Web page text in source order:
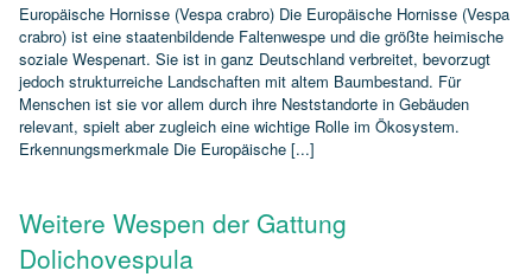
Europäische Hornisse (Vespa crabro) Die Europäische Hornisse (Vespa
crabro) ist eine staatenbildende Faltenwespe und die größte heimische
soziale Wespenart. Sie ist in ganz Deutschland verbreitet, bevorzugt
jedoch strukturreiche Landschaften mit altem Baumbestand. Für
Menschen ist sie vor allem durch ihre Neststandorte in Gebäuden
relevant, spielt aber zugleich eine wichtige Rolle im Ökosystem.
Erkennungsmerkmale Die Europäische [...]
Weitere Wespen der Gattung
Dolichovespula